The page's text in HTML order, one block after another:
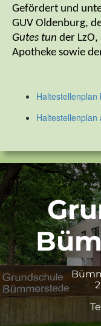
Gefördert und
GUV Oldenburg,
Gutes tun der LzO,
Apotheke sowie